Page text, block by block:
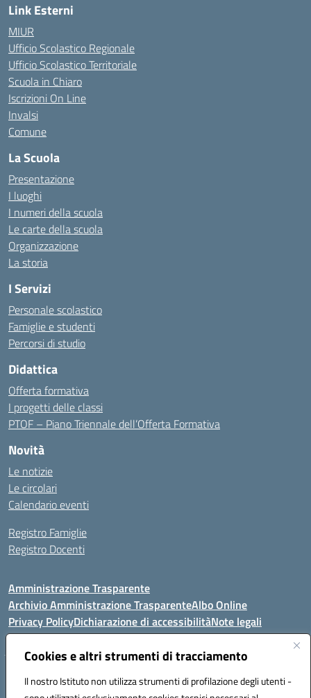
Cookies e altri strumenti di tracciamento
Il nostro Istituto non utilizza strumenti di profilazione degli utenti -
Link Esterni
MIUR
Ufficio Scolastico Regionale
Ufficio Scolastico Territoriale
Scuola in Chiaro
Iscrizioni On Line
Invalsi
Comune
La Scuola
Presentazione
I luoghi
I numeri della scuola
Le carte della scuola
Organizzazione
La storia
I Servizi
Personale scolastico
Famiglie e studenti
Percorsi di studio
Didattica
Offerta formativa
I progetti delle classi
PTOF – Piano Triennale dell’Offerta Formativa
Novità
Le notizie
Le circolari
Calendario eventi
Registro Famiglie
Registro Docenti
Amministrazione Trasparente
Archivio Amministrazione TrasparenteAlbo Online
Privacy PolicyDichiarazione di accessibilitàNote legali
Istituto Comprensivo Statale